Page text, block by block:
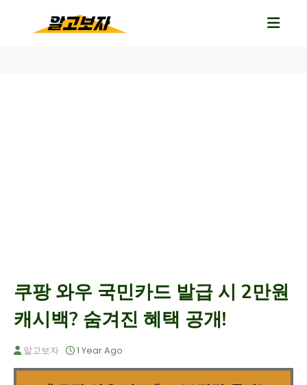
쿠팡 와우 국민카드 발급 시 2만원
캐시백? 숨겨진 혜택 공개!
알고보자 1 Year Ago